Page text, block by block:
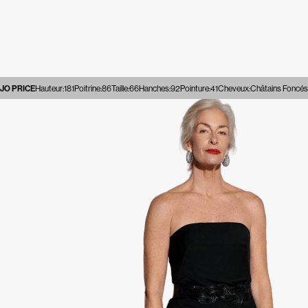
JO PRICEHauteur:181Poitrine:86Taille:66Hanches:92Pointure:41Cheveux:Châtains Foncés